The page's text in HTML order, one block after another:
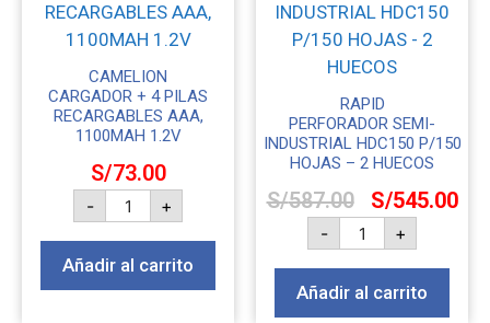
CAMELION
CARGADOR + 4 PILAS
RECARGABLES AAA,
1100MAH 1.2V
S/73.00
- +
Añadir al carrito
RAPID
PERFORADOR SEMI-
INDUSTRIAL HDC150 P/150
HOJAS – 2 HUECOS
S/587.00 S/545.00
- +
Añadir al carrito